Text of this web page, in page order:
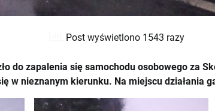
Post wyświetlono 1543 razy
do zapalenia się samochodu osobowego za
w nieznanym kierunku. Na miejscu działania